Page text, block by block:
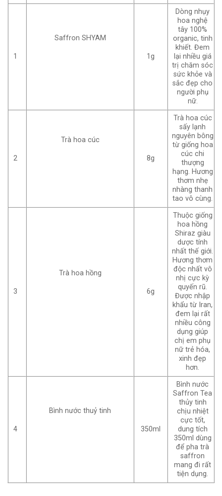
1
Saffron SHYAM
1g
Dòng nhụy
hoa nghệ
tây 100%
organic, tinh
khiết. Đem
lại nhiều giá
trị chăm sóc
sức khỏe và
sắc đẹp cho
người phụ
nữ.
2
Trà hoa cúc
8g
Trà hoa cúc
sấy lạnh
nguyên bông
từ giống hoa
cúc chi
thượng
hạng. Hương
thơm nhẹ
nhàng thanh
tao vô cùng.
3
Trà hoa hồng
6g
Thuộc giống
hoa hồng
Shiraz giàu
dược tính
nhất thế giới.
Hương thơm
độc nhất vô
nhị cực kỳ
quyến rũ.
Được nhập
khẩu từ Iran,
đem lại rất
nhiều công
dụng giúp
chị em phụ
nữ trẻ hóa,
xinh đẹp
hơn.
4
Bình nước thuỷ tinh
350ml
Bình nước
Saffron Tea
thủy tinh
chịu nhiệt
cực tốt,
dung tích
350ml dùng
để pha trà
saffron
mang đi rất
tiện dụng.